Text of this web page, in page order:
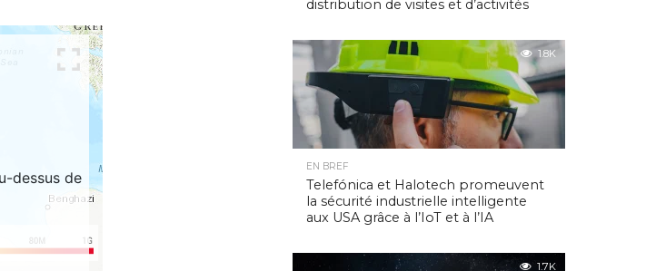
distribution de visites et d’activités
1.8K
EN BREF
Telefónica et Halotech promeuvent
la sécurité industrielle intelligente
aux USA grâce à l’IoT et à l’IA
1.7K